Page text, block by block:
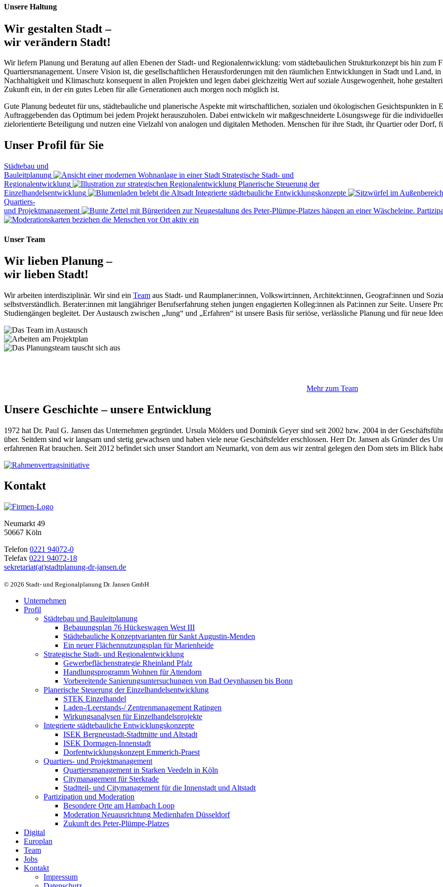
Unsere Haltung
Wir gestalten Stadt –
wir verändern Stadt!
Wir liefern Planung und Beratung auf allen Ebenen der Stadt- und Regionalentwicklung: vom städtebaulichen Strukturkonzept bis hin zum
Quartiersmanagement. Unsere Vision ist, die gesellschaftlichen Herausforderungen mit den räumlichen Entwicklungen in Stadt und Land,
Nachhaltigkeit und Klimaschutz konsequent in allen Projekten und legen dabei gleichzeitig Wert auf soziale Ausgewogenheit, hohe
Zukunft ein, in der ein gutes Leben für alle Generationen auch morgen noch möglich ist.
Gute Planung bedeutet für uns, städtebauliche und planerische Aspekte mit wirtschaftlichen, sozialen und ökologischen Gesichtspunkten in
Auftraggebenden das Optimum bei jedem Projekt herauszuholen. Dabei entwickeln wir maßgeschneiderte Lösungswege für die
zielorientierte Beteiligung und nutzen eine Vielzahl von analogen und digitalen Methoden. Menschen für ihre Stadt, ihr Quartier oder Dorf,
Unser Profil für Sie
Städtebau und
Bauleitplanung
Strategische Stadt- und
Regional­entwicklung
Planerische Steuerung der
Einzelhandels­entwicklung
Integrierte städtebauliche Entwicklungs­konzepte
Quartiers-
und Projekt­management
Unser Team
Wir lieben Planung –
wir lieben Stadt!
Wir arbeiten interdisziplinär. Wir sind ein Team aus Stadt- und Raumplaner:innen, Volkswirt:innen, Architekt:innen, Geograf:innen und
selbstverständlich. Berater:innen mit langjähriger Berufserfahrung stehen jungen engagierten Kolleg:innen als Pat:innen zur Seite. Unsere
Studiengängen begleitet. Der Austausch zwischen „Jung“ und „Erfahren“ ist unsere Basis für seriöse, verlässliche Planung und für neue
Mehr zum Team
Unsere Geschichte – unsere Entwicklung
1972 hat Dr. Paul G. Jansen das Unternehmen gegründet. Ursula Mölders und Dominik Geyer sind seit 2002 bzw. 2004 in der
über. Seitdem sind wir langsam und stetig gewachsen und haben viele neue Geschäftsfelder erschlossen. Herr Dr. Jansen als Gründer des
erfahrenen Rat brauchen. Seit 2012 befindet sich unser Standort am Neumarkt, von dem aus wir zentral gelegen den Dom stets im Blick
Kontakt
Neumarkt 49
50667 Köln
Telefon 0221 94072-0
Telefax 0221 94072-18
sekretariat(at)stadtplanung-dr-jansen.de
© 2026 Stadt- und Regionalplanung Dr. Jansen GmbH
Unternehmen
Profil
Städtebau und Bauleitplanung
Bebauungsplan 76 Hückeswagen West III
Städtebauliche Konzeptvarianten für Sankt Augustin-Menden
Ein neuer Flächennutzungsplan für Marienheide
Strategische Stadt- und Regionalentwicklung
Gewerbeflächenstrategie Rheinland Pfalz
Handlungsprogramm Wohnen für Attendorn
Vorbereitende Sanierungsuntersuchungen von Bad Oeynhausen bis Bonn
Planerische Steuerung der Einzelhandelsentwicklung
STEK Einzelhandel
Laden-/Leerstands-/ Zentrenmanagement Ratingen
Wirkungsanalysen für Einzelhandelsprojekte
Integrierte städtebauliche Entwicklungskonzepte
ISEK Bergneustadt-Stadtmitte und Altstadt
ISEK Dormagen-Innenstadt
Dorfentwicklungskonzept Emmerich-Praest
Quartiers- und Projektmanagement
Quartiersmanagement in Starken Veedeln in Köln
Citymanagement für Sterkrade
Stadtteil- und Citymanagement für die Innenstadt und Altstadt
Partizipation und Moderation
Besondere Orte am Hambach Loop
Moderation Neuausrichtung Medienhafen Düsseldorf
Zukunft des Peter-Plümpe-Platzes
Digital
Europlan
Team
Jobs
Kontakt
Impressum